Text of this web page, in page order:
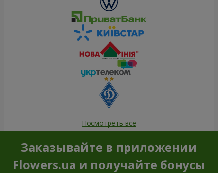
Посмотреть все
Заказывайте в приложении
Flowers.ua и получайте бонусы